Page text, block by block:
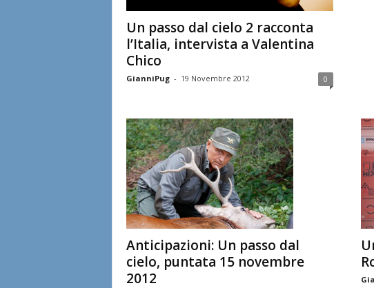
Un passo dal cielo 2 racconta
l’Italia, intervista a Valentina
Chico
GianniPug - 19 Novembre 2012 0
Anticipazioni: Un passo dal
cielo, puntata 15 novembre
2012